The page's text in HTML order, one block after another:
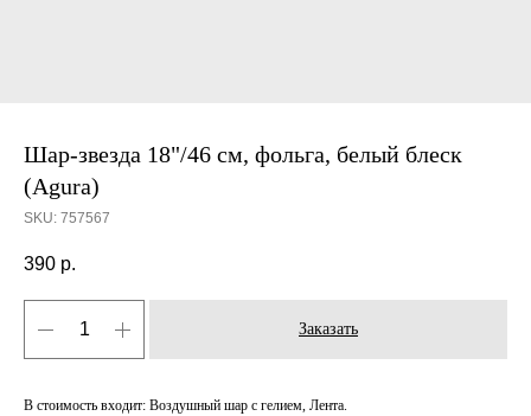
Шар-звезда 18"/46 см, фольга, белый блеск
(Agura)
SKU: 757567
390 р.
Заказать
В стоимость входит: Воздушный шар с гелием, Лента.